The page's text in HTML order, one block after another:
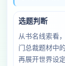
选题判断
从书名线索看
门总裁题材中
再展开世界设定